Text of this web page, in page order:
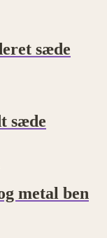
sæde
sæde
metal ben